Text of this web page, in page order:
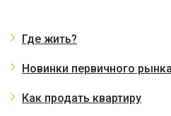
Где жить?
Новинки первичного рынка
Как продать квартиру